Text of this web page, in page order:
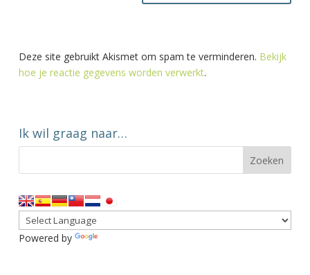
Deze site gebruikt Akismet om spam te verminderen. Bekijk
hoe je reactie gegevens worden verwerkt.
Ik wil graag naar…
Powered by